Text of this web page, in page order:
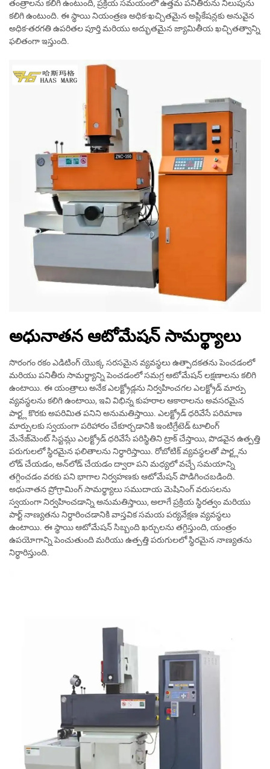
తంత్రాలను కలిగి ఉంటుంది, ప్రక్రియ సమయంలో ఉత్తమ పనితీరును నిలుపును
కలిగి ఉంటుంది. ఈ స్థాయి నియంత్రణ అధిక-ఖచ్చితమైన అప్లికేషన్లకు అనువైన
అధిక-తరగతి ఉపరితల పూర్తి మరియు అద్భుతమైన జ్యామితీయ ఖచ్చితత్వాన్ని
ఫలితంగా ఇస్తుంది.
అధునాతన ఆటోమేషన్ సామర్థ్యాలు
సొరంగం రకం ఎడిటింగ్ యొక్క సరసమైన వ్యవస్థలు ఉత్పాదకతను పెంచడంలో
మరియు పనితీరు సామర్థ్యాన్ని పెంచడంలో సమగ్ర ఆటోమేషన్ లక్షణాలను కలిగి
ఉంటాయి. ఈ యంత్రాలు అనేక ఎలక్ట్రోడ్లను నిర్వహించగల ఎలక్ట్రోడ్ మార్పు
వ్యవస్థలను కలిగి ఉంటాయి, ఇవి విభిన్న కుహరాల ఆకారాలను అవసరమైన
పార్ట్ల కొరకు అపరిమిత పనిని అనుమతిస్తాయి. ఎలక్ట్రోడ్ ధరివేసే పరిమాణ
మార్పులకు స్వయంగా పరిహారం చేకూర్చడానికి ఇంటిగ్రేటెడ్ టూలింగ్
మేనేజ్‌మెంట్ సిస్టమ్లు ఎలక్ట్రోడ్ ధరివేసే పరిస్థితిని ట్రాక్ చేస్తాయి, పొడవైన ఉత్పత్తి
పరుగులలో స్థిరమైన ఫలితాలను నిర్ధారిస్తాయి. రోబోటిక్ వ్యవస్థలతో పార్ట్లను
లోడ్ చేయడం, అన్‌లోడ్ చేయడం ద్వారా పని మధ్యలో వచ్చే సమయాన్ని
తగ్గించడం వరకు పని భాగాల నిర్వహణకు ఆటోమేషన్ పొడిగించబడింది.
అధునాతన ప్రోగ్రామింగ్ సామర్థ్యాలు సముదాయ మెషినింగ్ వరుసలను
స్వయంగా నిర్వహించడాన్ని అనుమతిస్తాయి, అలాగే ప్రక్రియ స్థిరత్వం మరియు
పార్ట్ నాణ్యతను నిర్ధారించడానికి వాస్తవిక సమయ పర్యవేక్షణ వ్యవస్థలు
ఉంటాయి. ఈ స్థాయి ఆటోమేషన్ సిబ్బంది ఖర్చులను తగ్గిస్తుంది, యంత్రం
ఉపయోగాన్ని పెంచుతుంది మరియు ఉత్పత్తి పరుగులలో స్థిరమైన నాణ్యతను
నిర్ధారిస్తుంది.